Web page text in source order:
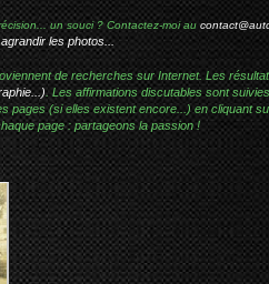
un souci ? Contactez-moi au
les photos...
de recherches sur Internet. Les
. Les affirmations discutables sont
pages (si elles existent encore...) en cliquant
page : partageons la passion !